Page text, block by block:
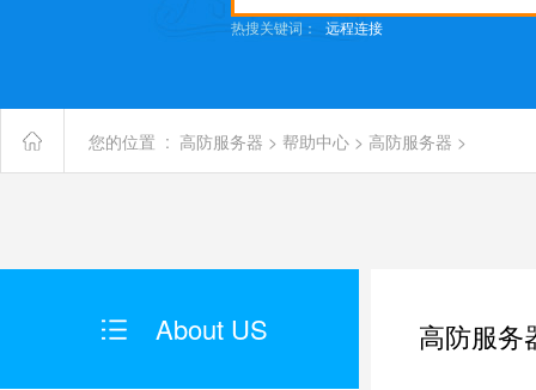
热搜关键词： 远程连接
您的位置 : 高防服务器 > 帮助中心 > 高防服务器 >
About US 高防服务